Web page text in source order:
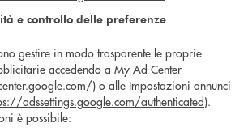
e controllo delle preferenze
gestire in modo trasparente le proprie
accedendo a My Ad Center
) o alle Impostazioni annunci
adssettings.google.com/authenticated).
è possibile: